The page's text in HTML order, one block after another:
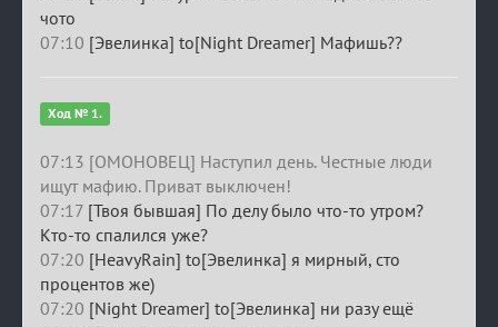
чото
07:10 [Эвелинка] to[Night Dreamer] Мафишь??
Ход № 1.
07:13 [ОМОНОВЕЦ] Наступил день. Честные люди
ищут мафию. Приват выключен!
07:17 [Твоя бывшая] По делу было что-то утром?
Кто-то спалился уже?
07:20 [HeavyRain] to[Эвелинка] я мирный, сто
процентов же)
07:20 [Night Dreamer] to[Эвелинка] ни разу ещё